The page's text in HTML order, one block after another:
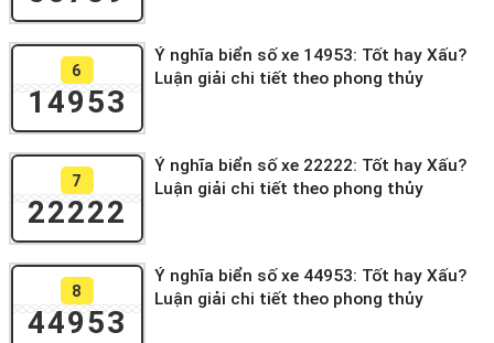
6
14953
Ý nghĩa biển số xe 14953: Tốt hay Xấu?
Luận giải chi tiết theo phong thủy
7
22222
Ý nghĩa biển số xe 22222: Tốt hay Xấu?
Luận giải chi tiết theo phong thủy
8
44953
Ý nghĩa biển số xe 44953: Tốt hay Xấu?
Luận giải chi tiết theo phong thủy